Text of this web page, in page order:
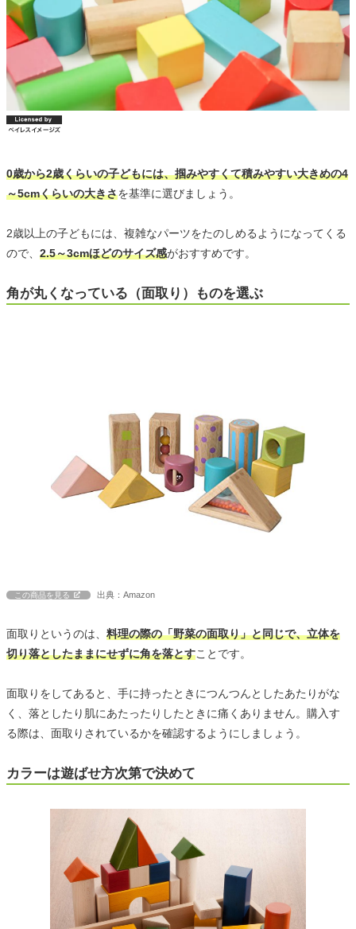
0歳から2歳くらいの子どもには、掴みやすくて積みやすい大きめの4
～5cmくらいの大きさを基準に選びましょう。
2歳以上の子どもには、複雑なパーツをたのしめるようになってくる
ので、 2.5～3cmほどのサイズ感がおすすめです。
角が丸くなっている（面取り）ものを選ぶ
この商品を見る 出典：Amazon
面取りというのは、 料理の際の「野菜の面取り」と同じで、立体を
切り落としたままにせずに角を落とすことです。
面取りをしてあると、手に持ったときにつんつんとしたあたりがな
く、落としたり肌にあたったりしたときに痛くありません。購入す
る際は、面取りされているかを確認するようにしましょう。
カラーは遊ばせ方次第で決めて